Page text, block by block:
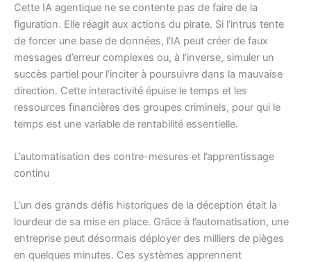
Cette IA agentique ne se contente pas de faire de la
figuration. Elle réagit aux actions du pirate. Si l’intrus tente
de forcer une base de données, l’IA peut créer de faux
messages d’erreur complexes ou, à l’inverse, simuler un
succès partiel pour l’inciter à poursuivre dans la mauvaise
direction. Cette interactivité épuise le temps et les
ressources financières des groupes criminels, pour qui le
temps est une variable de rentabilité essentielle.
L’automatisation des contre-mesures et l’apprentissage
continu
L’un des grands défis historiques de la déception était la
lourdeur de sa mise en place. Grâce à l’automatisation, une
entreprise peut désormais déployer des milliers de pièges
en quelques minutes. Ces systèmes apprennent